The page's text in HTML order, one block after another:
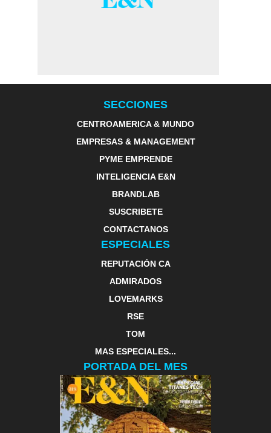
SECCIONES
CENTROAMERICA & MUNDO
EMPRESAS & MANAGEMENT
PYME EMPRENDE
INTELIGENCIA E&N
BRANDLAB
SUSCRIBETE
CONTACTANOS
ESPECIALES
REPUTACIÓN CA
ADMIRADOS
LOVEMARKS
RSE
TOM
MAS ESPECIALES...
PORTADA DEL MES